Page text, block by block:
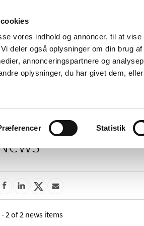
vores indhold og annoncer, til at
deler også oplysninger om din brug
annonceringspartnere og
oplysninger, du har givet dem,
Statistik
News
product
Reimbursement and
- 2 of 2 news items